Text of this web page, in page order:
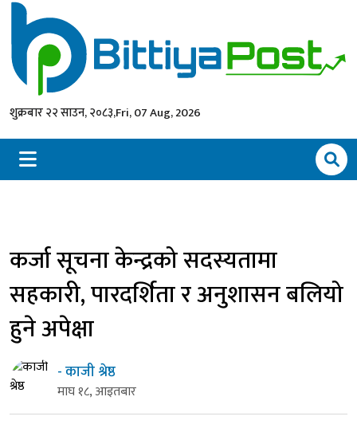
शुक्रबार २२ साउन, २०८३,Fri, 07 Aug, 2026
कर्जा सूचना केन्द्रको सदस्यतामा
सहकारी, पारदर्शिता र अनुशासन बलियो
हुने अपेक्षा
- काजी श्रेष्ठ
माघ १८, आइतबार